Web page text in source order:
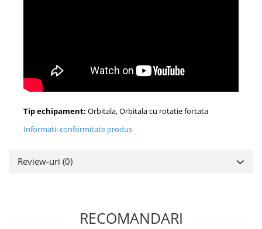
Tip echipament: Orbitala, Orbitala cu rotatie fortata
Informatii conformitate produs
Review-uri (0)
RECOMANDARI